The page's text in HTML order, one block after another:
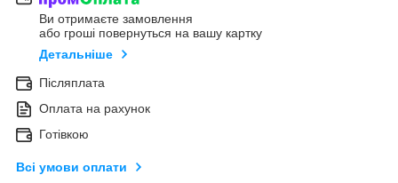
Ви отримаєте замовлення
або гроші повернуться на вашу картку
Детальніше
Післяплата
Оплата на рахунок
Готівкою
Всі умови оплати